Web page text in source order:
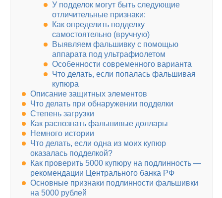
У подделок могут быть следующие
отличительные признаки:
Как определить подделку
самостоятельно (вручную)
Выявляем фальшивку с помощью
аппарата под ультрафиолетом
Особенности современного варианта
Что делать, если попалась фальшивая
купюра
Описание защитных элементов
Что делать при обнаружении подделки
Степень загрузки
Как распознать фальшивые доллары
Немного истории
Что делать, если одна из моих купюр
оказалась подделкой?
Как проверить 5000 купюру на подлинность —
рекомендации Центрального банка РФ
Основные признаки подлинности фальшивки
на 5000 рублей